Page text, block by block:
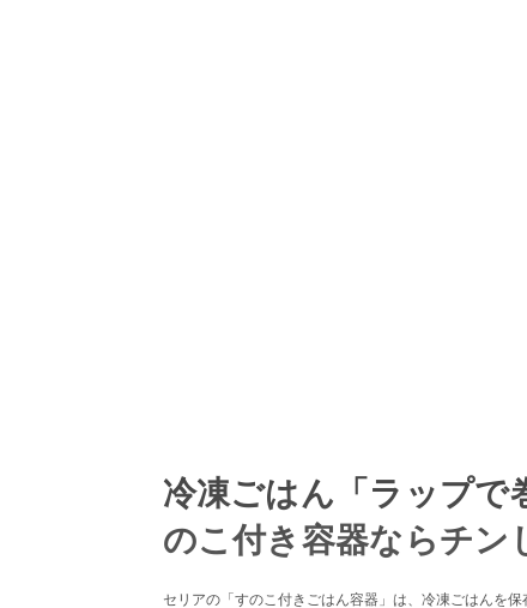
冷凍ごはん「ラップで
のこ付き容器ならチン
セリアの「すのこ付きごはん容器」は、冷凍ごはんを